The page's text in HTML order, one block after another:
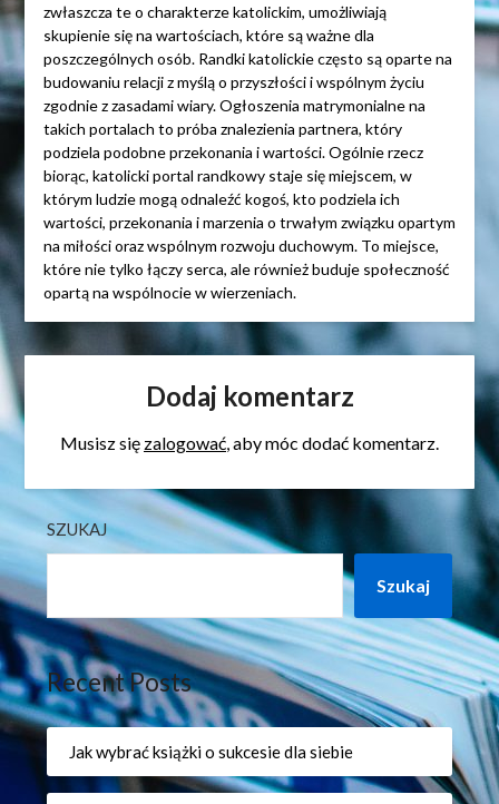
zwłaszcza te o charakterze katolickim, umożliwiają
skupienie się na wartościach, które są ważne dla
poszczególnych osób. Randki katolickie często są oparte na
budowaniu relacji z myślą o przyszłości i wspólnym życiu
zgodnie z zasadami wiary. Ogłoszenia matrymonialne na
takich portalach to próba znalezienia partnera, który
podziela podobne przekonania i wartości. Ogólnie rzecz
biorąc, katolicki portal randkowy staje się miejscem, w
którym ludzie mogą odnaleźć kogoś, kto podziela ich
wartości, przekonania i marzenia o trwałym związku opartym
na miłości oraz wspólnym rozwoju duchowym. To miejsce,
które nie tylko łączy serca, ale również buduje społeczność
opartą na wspólnocie w wierzeniach.
Dodaj komentarz
Musisz się zalogować , aby móc dodać komentarz.
SZUKAJ
Szukaj
Recent Posts
Jak wybrać książki o sukcesie dla siebie